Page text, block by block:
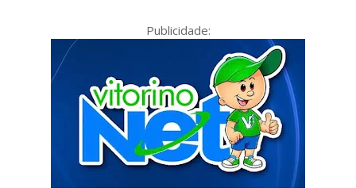
Publicidade: